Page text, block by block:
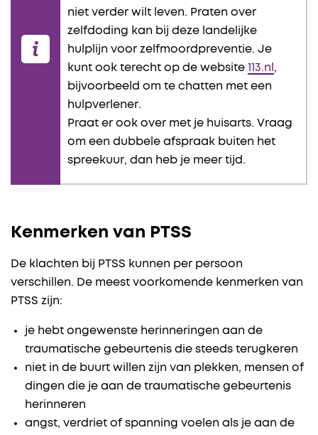
niet verder wilt leven. Praten over
zelfdoding kan bij deze landelijke
hulplijn voor zelfmoordpreventie. Je
kunt ook terecht op de website 113.nl ,
bijvoorbeeld om te chatten met een
hulpverlener.
Praat er ook over met je huisarts. Vraag
om een dubbele afspraak buiten het
spreekuur, dan heb je meer tijd.
Kenmerken van PTSS
De klachten bij PTSS kunnen per persoon
verschillen. De meest voorkomende kenmerken van
PTSS zijn:
je hebt ongewenste ​​herinneringen aan de
traumatische gebeurtenis die steeds terugkeren
niet in de buurt willen zijn van plekken, mensen of
dingen die je aan de traumatische gebeurtenis
herinneren
angst, verdriet of spanning voelen als je aan de